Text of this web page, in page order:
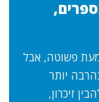
פשוטה, אבל
יותר
זיכרון,